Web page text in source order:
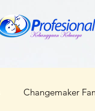
Changemaker